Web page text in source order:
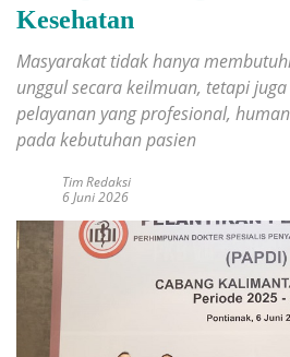
Kesehatan
Masyarakat tidak hanya
unggul secara keilmuan, tetapi
pelayanan yang profesional,
pada kebutuhan pasien
Tim Redaksi
6 Juni 2026